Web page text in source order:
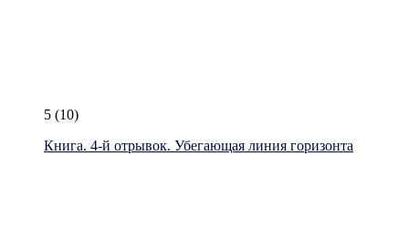
5 (10)
Книга. 4-й отрывок. Убегающая линия горизонта